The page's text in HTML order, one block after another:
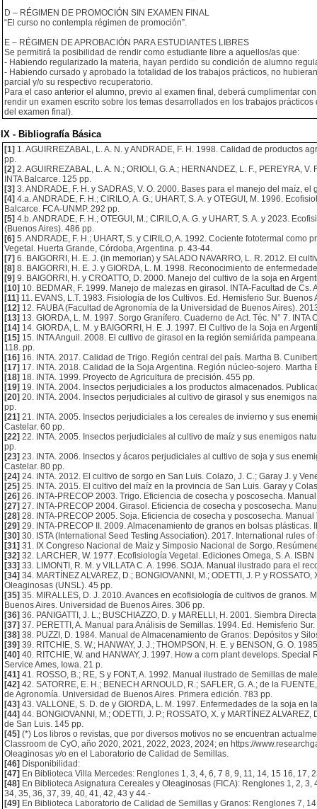
D – RÉGIMEN DE PROMOCIÓN SIN EXAMEN FINAL
“El curso no contempla régimen de promoción”.
E – RÉGIMEN DE APROBACIÓN PARA ESTUDIANTES LIBRES
Se permitirá la posibilidad de rendir como estudiante libre a aquellos/as que:
- Habiendo regularizado la materia, hayan perdido su condición de alumno
- Habiendo cursado y aprobado la totalidad de los trabajos prácticos, no
parcial y/o su respectivo recuperatorio.
Para el caso anterior el alumno, previo al examen final, deberá cumplimentar
rendir un examen escrito sobre los temas desarrollados en los trabajos
del examen final).
IX - Bibliografía Básica
[1] 1. AGUIRREZABAL, L. A. N. y ANDRADE, F. H. 1998. Calidad de productos
pp.
[2] 2. AGUIRREZABAL, L. A. N.; ORIOLI, G. A.; HERNANDEZ, L. F., PEREYRA,
INTA Balcarce. 125 pp.
[3] 3. ANDRADE, F. H. y SADRAS, V. O. 2000. Bases para el manejo del maíz,
[4] 4.a. ANDRADE, F. H.; CIRILO, A. G.; UHART, S. A. y OTEGUI, M. 1996.
Balcarce. FCA-UNMP. 292 pp.
[5] 4.b. ANDRADE, F. H.; OTEGUI, M.; CIRILO, A. G. y UHART, S. A. y 2023.
(Buenos Aires). 486 pp.
[6] 5. ANDRADE, F. H.; UHART, S. y CIRILO, A. 1992. Cociente fototermal
Vegetal. Huerta Grande, Córdoba, Argentina. p. 43-44.
[7] 6. BAIGORRI, H. E. J. (in memorian) y SALADO NAVARRO, L. R. 2012. El
[8] 8. BAIGORRI, H. E. J. y GIORDA, L. M. 1998. Reconocimiento de
[9] 9. BAIGORRI, H. y CROATTO, D. 2000. Manejo del cultivo de la soja en
[10] 10. BEDMAR, F. 1999. Manejo de malezas en girasol. INTA-Facultad de Cs.
[11] 11. EVANS, L.T. 1983. Fisiología de los Cultivos. Ed. Hemisferio Sur. Buenos
[12] 12. FAUBA (Facultad de Agronomía de la Universidad de Buenos Aires).
[13] 13. GIORDA, L. M. 1997. Sorgo Granífero. Cuaderno de Act. Téc. N° 7. INTA
[14] 14. GIORDA, L. M. y BAIGORRI, H. E. J. 1997. El Cultivo de la Soja en
[15] 15. INTA Anguil. 2008. El cultivo de girasol en la región semiárida
118. pp.
[16] 16. INTA. 2017. Calidad de Trigo. Región central del país. Martha B.
[17] 17. INTA. 2018. Calidad de la Soja Argentina. Región núcleo-sojero. Martha
[18] 18. INTA. 1999. Proyecto de Agricultura de precisión. 455 pp.
[19] 19. INTA. 2004. Insectos perjudiciales a los productos almacenados.
[20] 20. INTA. 2004. Insectos perjudiciales al cultivo de girasol y sus enemigos
pp.
[21] 21. INTA. 2005. Insectos perjudiciales a los cereales de invierno y sus
Castelar. 60 pp.
[22] 22. INTA. 2005. Insectos perjudiciales al cultivo de maíz y sus enemigos
pp.
[23] 23. INTA. 2006. Insectos y ácaros perjudiciales al cultivo de soja y sus
Castelar. 80 pp.
[24] 24. INTA. 2012. El cultivo de sorgo en San Luis. Colazo, J. C.; Garay J. y
[25] 25. INTA. 2015. El cultivo del maíz en la provincia de San Luis. Garay y
[26] 26. INTA-PRECOP 2003. Trigo. Eficiencia de cosecha y poscosecha.
[27] 27. INTA-PRECOP 2004. Girasol. Eficiencia de cosecha y poscosecha.
[28] 28. INTA-PRECOP 2005. Soja. Eficiencia de cosecha y poscosecha. Manual
[29] 29. INTA-PRECOP II. 2009. Almacenamiento de granos en bolsas plásticas.
[30] 30. ISTA (International Seed Testing Association). 2017. International rules
[31] 31. IX Congreso Nacional de Maíz y Simposio Nacional de Sorgo.
[32] 32. LARCHER, W. 1977. Ecofisiología Vegetal. Ediciones Omega, S. A.
[33] 33. LIMONTI, R. M. y VILLATA C. A. 1996. SOJA. Manual ilustrado para el
[34] 34. MARTÍNEZ ALVAREZ, D.; BONGIOVANNI, M.; ODETTI, J. P. y
Oleaginosas (UNSL). 45 pp.
[35] 35. MIRALLES, D. J. 2010. Avances en ecofisiología de cultivos de granos.
Buenos Aires. Universidad de Buenos Aires. 306 pp.
[36] 36. PANIGATTI, J. L.; BUSCHIAZZO, D. y MARELLI, H. 2001. Siembra
[37] 37. PERETTI, A. Manual para Análisis de Semillas. 1994. Ed. Hemisferio
[38] 38. PUZZI, D. 1984. Manual de Almacenamiento de Granos: Depósitos y
[39] 39. RITCHIE, S. W.; HANWAY, J. J.; THOMPSON, H. E. y BENSON, G. O.
[40] 40. RITCHIE, W. and HANWAY, J. 1997. How a corn plant develops.
Service Ames, Iowa. 21 p.
[41] 41. ROSSO, B.; RE, S y FONT, A. 1992. Manual ilustrado de Semillas de
[42] 42. SATORRE, E. H.; BENECH ARNOULD, R.; SAFLER, G. A.; de la
de Agronomía. Universidad de Buenos Aires. Primera edición. 783 pp.
[43] 43. VALLONE, S. D. de y GIORDA, L. M. 1997. Enfermedades de la soja en
[44] 44. BONGIOVANNI, M.; ODETTI, J. P.; ROSSATO, X. y MARTÍNEZ
de San Luis. 145 pp.
[45] (*) Los libros o revistas, que por diversos motivos no se encuentran
Classroom de CyO, año 2020, 2021, 2022, 2023, 2024; en https://
Oleaginosas y/o en el Laboratorio de Calidad de Semillas.
[46] Disponibilidad:
[47] En Biblioteca Villa Mercedes: Renglones 1, 3, 4, 6, 7 8, 9, 11, 14, 15 16, 17,
[48] En Biblioteca Asignatura Cereales y Oleaginosas (FICA): Renglones 1, 2,
34, 35, 36, 37, 39, 40, 41, 42, 43 y 44.-
[49] En Biblioteca Laboratorio de Calidad de Semillas y Granos: Renglones 7,